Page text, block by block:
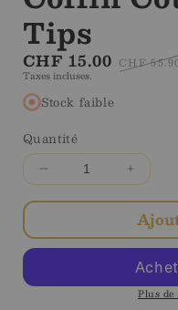
Tips
Prix
en
solde
CHF 15.00 Prix
CHF
Taxes incluses.
Stock faible
Quantité
Diminuer
pour
Babyboomer
Coffin
pour
Coffin
Plus de